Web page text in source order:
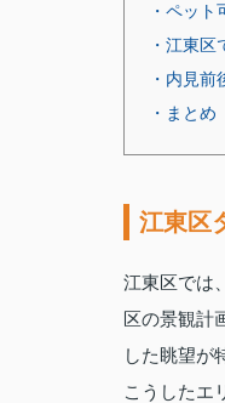
・ペッ
・江東
・内見
・まとめ
江東区
江東区では
区の景観計
した眺望が
こうしたエ